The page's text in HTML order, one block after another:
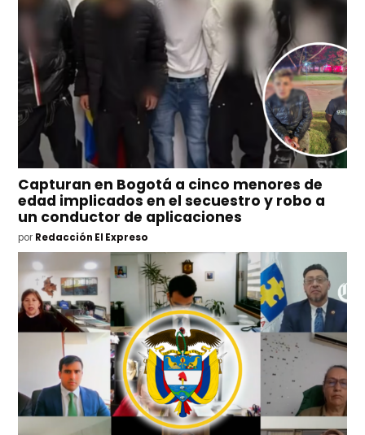
Capturan en Bogotá a cinco menores de
edad implicados en el secuestro y robo a
un conductor de aplicaciones
por Redacción El Expreso